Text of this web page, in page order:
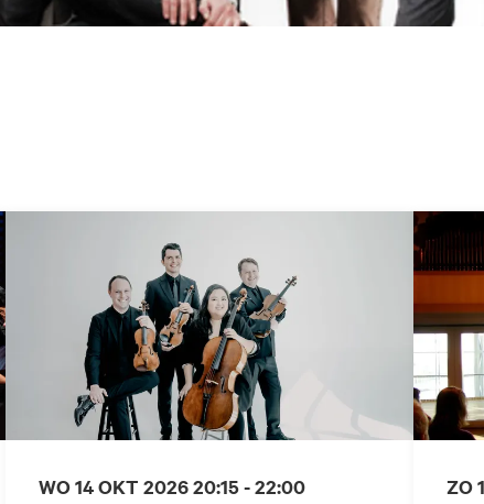
WO 14 OKT 202620:15 - 22:00 ZO